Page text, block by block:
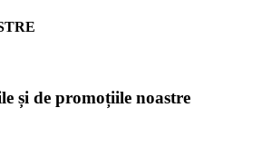
și de promoțiile noastre